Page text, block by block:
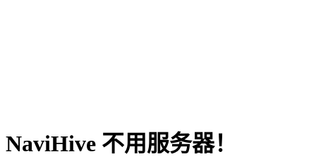
NaviHive 不用服务器！